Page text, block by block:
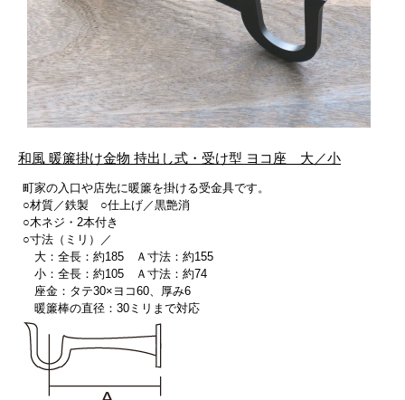
和風 暖簾掛け金物 持出し式・受け型 ヨコ座 大／小
町家の入口や店先に暖簾を掛ける受金具です。
○材質／鉄製 ○仕上げ／黒艶消
○木ネジ・2本付き
○寸法（ミリ）／
大：全長：約185 Ａ寸法：約155
小：全長：約105 Ａ寸法：約74
座金：タテ30×ヨコ60、厚み6
暖簾棒の直径：30ミリまで対応